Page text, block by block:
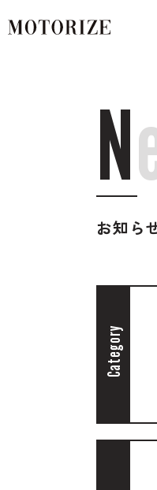
N
お知ら
Category